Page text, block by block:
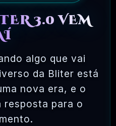
DE PAGAMENTO
A ENTREGA DE
3.0 VEM
algo que vai
da Bliter está
nova era, e o
resposta para o